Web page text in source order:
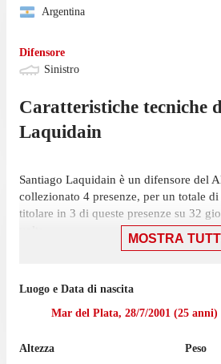
Argentina
Difensore
Sinistro
Caratteristiche tecniche
Laquidain
Santiago Laquidain è un difensore del
collezionato 4 presenze, per un totale
titolare in 3 di queste presenze su 32
giocato 90 minuti.
Laquidain ha giocato 17 partite di Liga
realizzato 1 gol e fornito 2 passaggi
MOSTRA
Luogo e Data di nascita
Mar del Plata, 28/7/2001 (25 anni)
Altezza
Peso